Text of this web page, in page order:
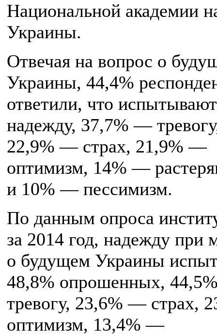
Национальной академии
Украины.
Отвечая на вопрос о
Украины, 44,4%
ответили, что испытывают
надежду, 37,7% —
22,9% — страх, 21,9% —
оптимизм, 14% —
и 10% — пессимизм.
По данным опроса
за 2014 год, надежду при
о будущем Украины
48,8% опрошенных,
тревогу, 23,6% — страх,
оптимизм, 13,4% —